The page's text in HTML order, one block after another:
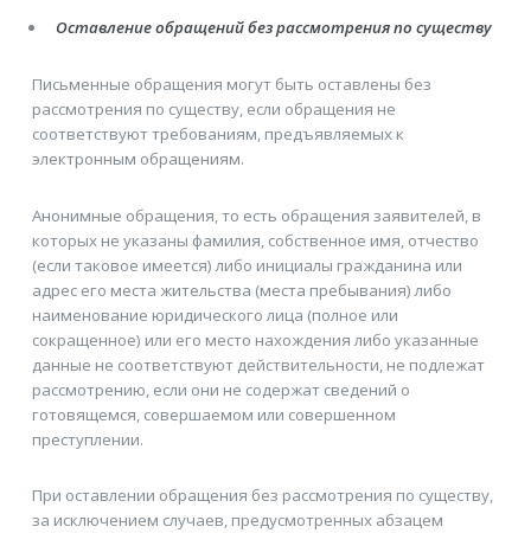
Оставление обращений без рассмотрения по существу
Письменные обращения могут быть оставлены без
рассмотрения по существу, если обращения не
соответствуют требованиям, предъявляемых к
электронным обращениям.
Анонимные обращения, то есть обращения заявителей, в
которых не указаны фамилия, собственное имя, отчество
(если таковое имеется) либо инициалы гражданина или
адрес его места жительства (места пребывания) либо
наименование юридического лица (полное или
сокращенное) или его место нахождения либо указанные
данные не соответствуют действительности, не подлежат
рассмотрению, если они не содержат сведений о
готовящемся, совершаемом или совершенном
преступлении.
При оставлении обращения без рассмотрения по существу,
за исключением случаев, предусмотренных абзацем